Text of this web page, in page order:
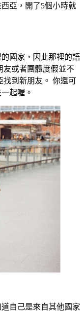
亞，開了5個小時就
國家，因此那裡的語
友或者團體度假並不
找到新朋友。 你還可
起喔。
自己是來自其他國家